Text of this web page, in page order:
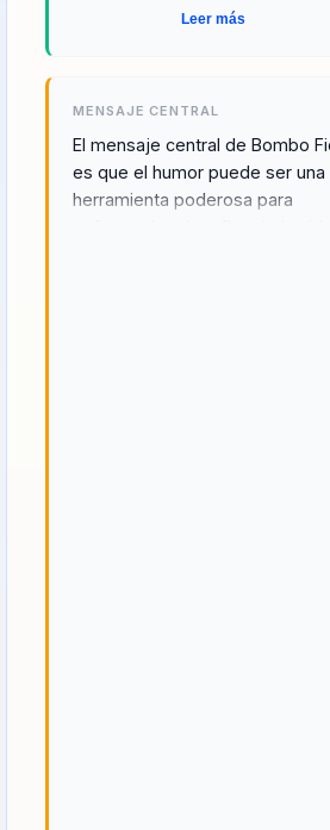
Leer más
MENSAJE CENTRAL
El mensaje central de Bombo
es que el humor puede ser una
herramienta poderosa para